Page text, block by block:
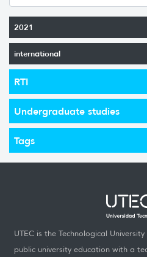
2021
international
RTI
Undergraduate studies
Tags
UTEC is the Technological
public university education with a